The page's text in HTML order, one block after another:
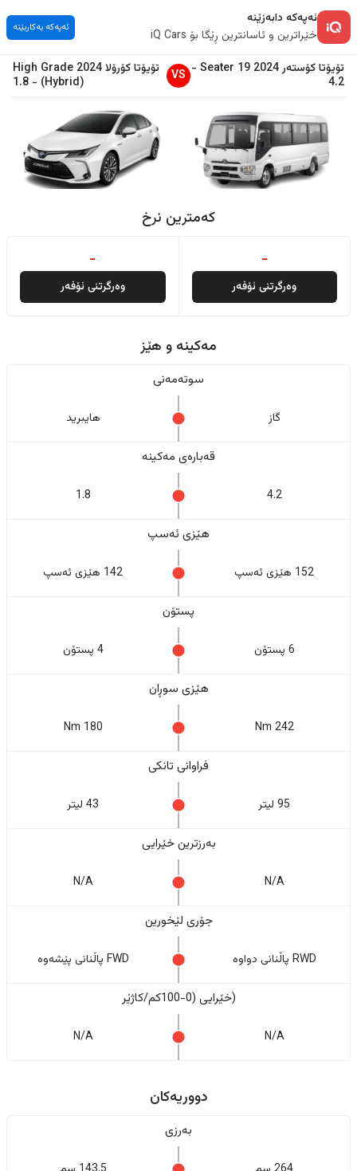
ئەپەکە دابەزێنە
خێراترین و ئاسانترین ڕێگا بۆ iQ Cars
ئەپەکە بەکاربێنە
تۆیۆتاکۆستەر2024
19 Seater
-
4.2
VS تۆیۆتاکۆرۆلا2024
High Grade
(Hybrid)
-
1.8
کەمترین نرخ
-
وەرگرتنی ئۆفەر
-
وەرگرتنی ئۆفەر
مەکینە و هێز
سوتەمەنی
گاز هایبرید
قەبارەی مەکینە
4.2
1.8
هێزی ئەسپ
152 هێزی ئەسپ 142 هێزی ئەسپ
پستۆن
6 پستۆن 4 پستۆن
هێزی سوڕان
242 Nm
180 Nm
فراوانی تانکی
95 لیتر 43 لیتر
بەرزترین خێرایی
N/A
N/A
جۆری لێخورین
RWD پاڵنانی دواوە FWD پاڵنانی پێشەوە
(خێرایی (0-100کم/کاژێر
N/A
N/A
دووریەکان
بەرزی